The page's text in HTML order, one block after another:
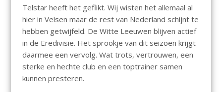
Telstar heeft het geflikt. Wij wisten het allemaal al
hier in Velsen maar de rest van Nederland schijnt te
hebben getwijfeld. De Witte Leeuwen blijven actief
in de Eredivisie. Het sprookje van dit seizoen krijgt
daarmee een vervolg. Wat trots, vertrouwen, een
sterke en hechte club en een toptrainer samen
kunnen presteren.